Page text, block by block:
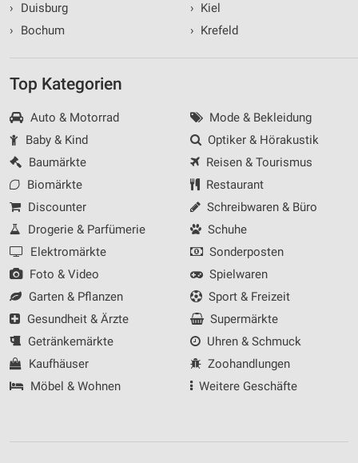
›
Duisburg
›
Bochum
› Kiel
› Krefeld
Top Kategorien
Auto & Motorrad
Baby & Kind
Baumärkte
Biomärkte
Discounter
Drogerie & Parfümerie
Elektromärkte
Foto & Video
Garten & Pflanzen
Gesundheit & Ärzte
Getränkemärkte
Kaufhäuser
Möbel & Wohnen
Mode & Bekleidung
Optiker & Hörakustik
Reisen & Tourismus
Restaurant
Schreibwaren & Büro
Schuhe
Sonderposten
Spielwaren
Sport & Freizeit
Supermärkte
Uhren & Schmuck
Zoohandlungen
Weitere Geschäfte